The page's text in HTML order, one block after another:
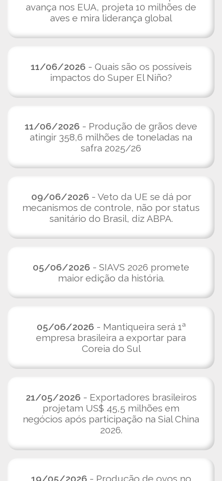
avança nos EUA, projeta 10 milhões de
aves e mira liderança global
11/06/2026 - Quais são os possíveis
impactos do Super El Niño?
11/06/2026 - Produção de grãos deve
atingir 358,6 milhões de toneladas na
safra 2025/26
09/06/2026 - Veto da UE se dá por
mecanismos de controle, não por status
sanitário do Brasil, diz ABPA.
05/06/2026 - SIAVS 2026 promete
maior edição da história.
05/06/2026 - Mantiqueira será 1ª
empresa brasileira a exportar para
Coreia do Sul
21/05/2026 - Exportadores brasileiros
projetam US$ 45,5 milhões em
negócios após participação na Sial China
2026.
19/05/2026 - Produção de ovos no